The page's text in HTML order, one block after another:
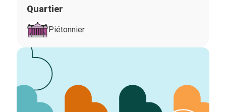
Quartier
Piétonnier